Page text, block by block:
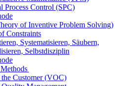
Process Control (SPC)
of Inventive Problem Solving)
Constraints
Systematisieren, Säubern,
Selbstdisziplin
Customer (VOC)